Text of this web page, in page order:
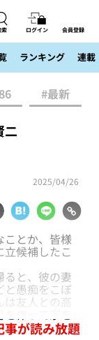
索 ログイン 会員登録
ランキング 連載
#最新
二
2025/04/26
とか、皆様
候補したこ
と、彼の妻
と愚痴をこぼ
は友人との高
が読み放題